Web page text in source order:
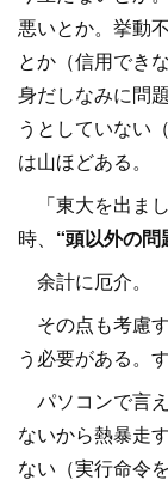
悪いとか。挙動
とか（信用でき
身だしなみに問
うとしていない
は山ほどある。
「東大を出ま
時、 “頭以外の問
余計に厄介。
その点も考慮
う必要がある。
パソコンで言
ないから熱暴走
ない（実行命令